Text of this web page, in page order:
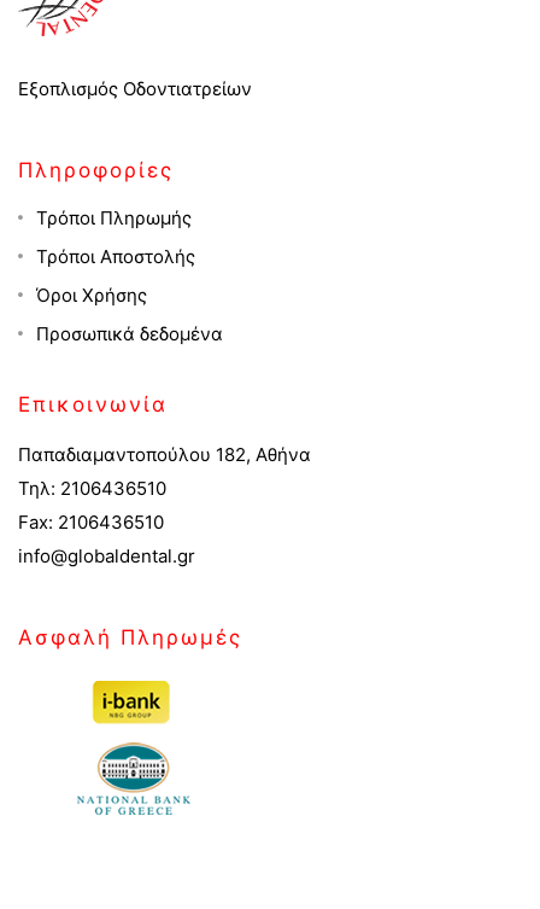
Εξοπλισμός Οδοντιατρείων
Πληροφορίες
Τρόποι Πληρωμής
Τρόποι Αποστολής
Όροι Χρήσης
Προσωπικά δεδομένα
Επικοινωνία
Παπαδιαμαντοπούλου 182, Αθήνα
Τηλ: 2106436510
Fax: 2106436510
info@globaldental.gr
Ασφαλή Πληρωμές